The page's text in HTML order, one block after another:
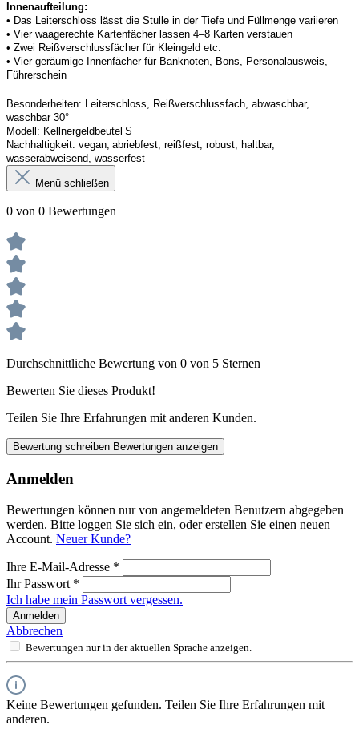
Innenaufteilung:
• Das Leiterschloss lässt die Stulle in der Tiefe und Füllmenge variieren
• Vier waagerechte Kartenfächer lassen 4–8 Karten verstauen
• Zwei Reißverschlussfächer für Kleingeld etc.
• Vier geräumige Innenfächer für Banknoten, Bons, Personalausweis,
Führerschein
Besonderheiten: Leiterschloss, Reißverschlussfach, abwaschbar,
waschbar 30°
Modell: Kellnergeldbeutel S
Nachhaltigkeit: vegan, abriebfest, reißfest, robust, haltbar,
wasserabweisend, wasserfest
Menü schließen
0 von 0 Bewertungen
Durchschnittliche Bewertung von 0 von 5 Sternen
Bewerten Sie dieses Produkt!
Teilen Sie Ihre Erfahrungen mit anderen Kunden.
Bewertung schreiben Bewertungen anzeigen
Anmelden
Bewertungen können nur von angemeldeten Benutzern abgegeben
werden. Bitte loggen Sie sich ein, oder erstellen Sie einen neuen
Account. Neuer Kunde?
Ihre E-Mail-Adresse *
Ihr Passwort *
Ich habe mein Passwort vergessen.
Anmelden
Abbrechen
Bewertungen nur in der aktuellen Sprache anzeigen.
Keine Bewertungen gefunden. Teilen Sie Ihre Erfahrungen mit
anderen.